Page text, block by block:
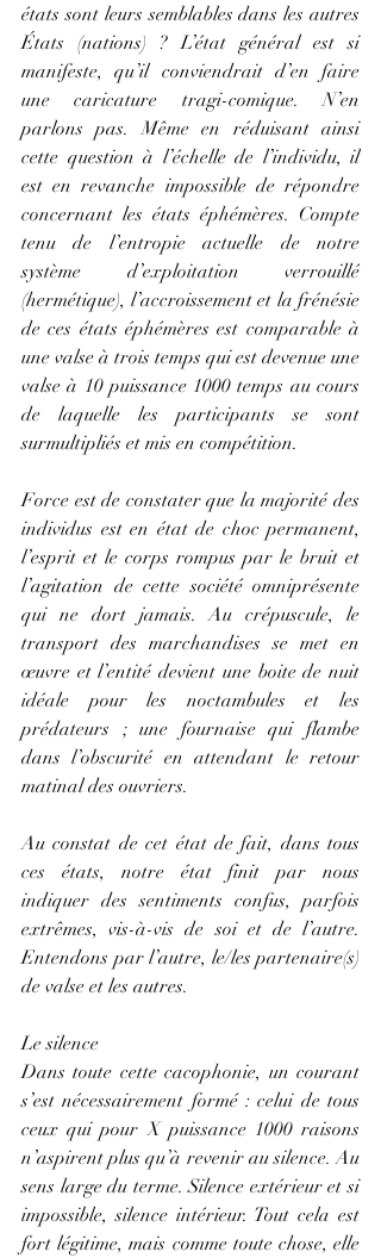
états sont leurs semblables dans les autres
États (nations) ? L’état général est si
manifeste, qu’il conviendrait d’en faire
une caricature tragi-comique. N’en
parlons pas. Même en réduisant ainsi
cette question à l’échelle de l’individu, il
est en revanche impossible de répondre
concernant les états éphémères. Compte
tenu de l’entropie actuelle de notre
système d’exploitation verrouillé
(hermétique), l’accroissement et la frénésie
de ces états éphémères est comparable à
une valse à trois temps qui est devenue une
valse à 10 puissance 1000 temps au cours
de laquelle les participants se sont
surmultipliés et mis en compétition.
Force est de constater que la majorité des
individus est en état de choc permanent,
l’esprit et le corps rompus par le bruit et
l’agitation de cette société omniprésente
qui ne dort jamais. Au crépuscule, le
transport des marchandises se met en
œuvre et l’entité devient une boite de nuit
idéale pour les noctambules et les
prédateurs ; une fournaise qui flambe
dans l’obscurité en attendant le retour
matinal des ouvriers.
Au constat de cet état de fait, dans tous
ces états, notre état finit par nous
indiquer des sentiments confus, parfois
extrêmes, vis-à-vis de soi et de l’autre.
Entendons par l’autre, le/les partenaire(s)
de valse et les autres.
Le silence
Dans toute cette cacophonie, un courant
s’est nécessairement formé : celui de tous
ceux qui pour X puissance 1000 raisons
n’aspirent plus qu’à revenir au silence. Au
sens large du terme. Silence extérieur et si
impossible, silence intérieur. Tout cela est
fort légitime, mais comme toute chose, elle